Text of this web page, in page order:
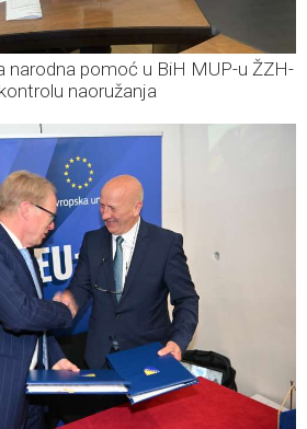
narodna pomoć u BiH MUP-u ŽZH-
naoružanja